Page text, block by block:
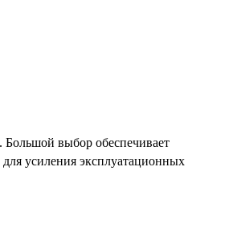
выбор обеспечивает
усиления эксплуатационных